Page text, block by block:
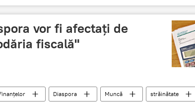
vor fi afectaţi de
fiscală"
Diaspora Muncă
străinătate